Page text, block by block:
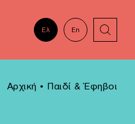
Ελ En
Αρχική • Παιδί & Έφηβοι